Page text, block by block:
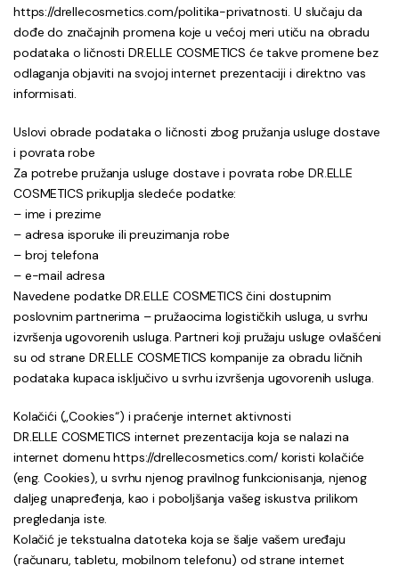
https://drellecosmetics.com/politika-privatnosti. U slučaju da
dođe do značajnih promena koje u većoj meri utiču na obradu
podataka o ličnosti DR.ELLE COSMETICS će takve promene bez
odlaganja objaviti na svojoj internet prezentaciji i direktno vas
informisati.
Uslovi obrade podataka o ličnosti zbog pružanja usluge dostave
i povrata robe
Za potrebe pružanja usluge dostave i povrata robe DR.ELLE
COSMETICS prikuplja sledeće podatke:
– ime i prezime
– adresa isporuke ili preuzimanja robe
– broj telefona
– e-mail adresa
Navedene podatke DR.ELLE COSMETICS čini dostupnim
poslovnim partnerima – pružaocima logističkih usluga, u svrhu
izvršenja ugovorenih usluga. Partneri koji pružaju usluge ovlašćeni
su od strane DR.ELLE COSMETICS kompanije za obradu ličnih
podataka kupaca isključivo u svrhu izvršenja ugovorenih usluga.
Kolačići („Cookies“) i praćenje internet aktivnosti
DR.ELLE COSMETICS internet prezentacija koja se nalazi na
internet domenu https://drellecosmetics.com/ koristi kolačiće
(eng. Cookies), u svrhu njenog pravilnog funkcionisanja, njenog
daljeg unapređenja, kao i poboljšanja vašeg iskustva prilikom
pregledanja iste.
Kolačić je tekstualna datoteka koja se šalje vašem uređaju
(računaru, tabletu, mobilnom telefonu) od strane internet